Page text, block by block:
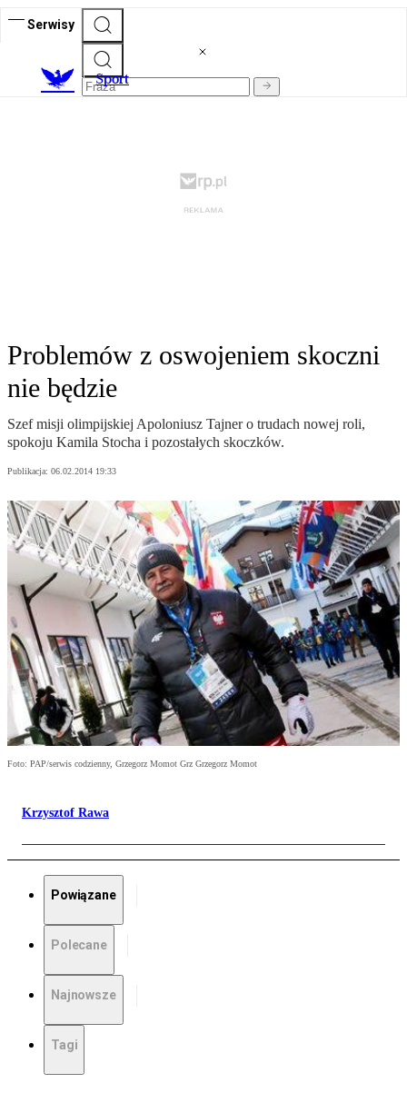
Serwisy
Sport
Problemów z oswojeniem skoczni
nie będzie
Szef misji olimpijskiej Apoloniusz Tajner o trudach nowej roli,
spokoju Kamila Stocha i pozostałych skoczków.
Publikacja: 06.02.2014 19:33
Foto: PAP/serwis codzienny, Grzegorz Momot Grz Grzegorz Momot
Krzysztof Rawa
Powiązane
Polecane
Najnowsze
Tagi